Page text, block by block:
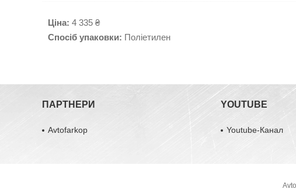
Ціна: 4 335 ₴
Спосіб упаковки: Поліетилен
ПАРТНЕРИ
Avtofarkop
YOUTUBE
Youtube-Канал